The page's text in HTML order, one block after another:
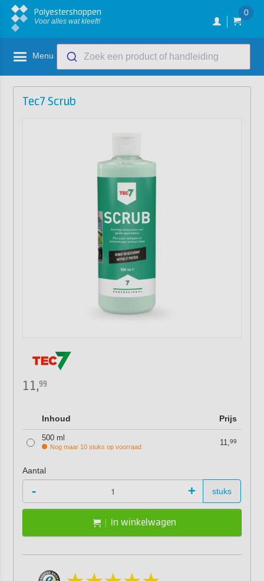
Polyestershoppen
Voor alles wat kleeft!
0
Menu Zoek een product of handleiding
Tec7 Scrub
11,99
Inhoud Prijs
500 ml
Nog maar 10 stuks op voorraad 11,99
Aantal
- + stuks
In winkelwagen